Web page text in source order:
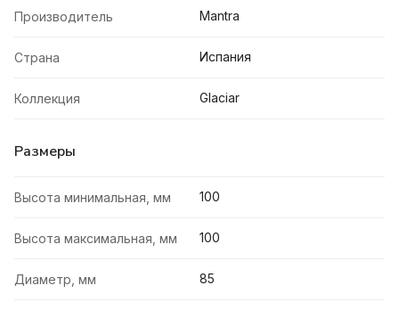
Производитель Mantra
Страна Испания
Коллекция Glaciar
Размеры
Высота минимальная, мм 100
Высота максимальная, мм 100
Диаметр, мм 85